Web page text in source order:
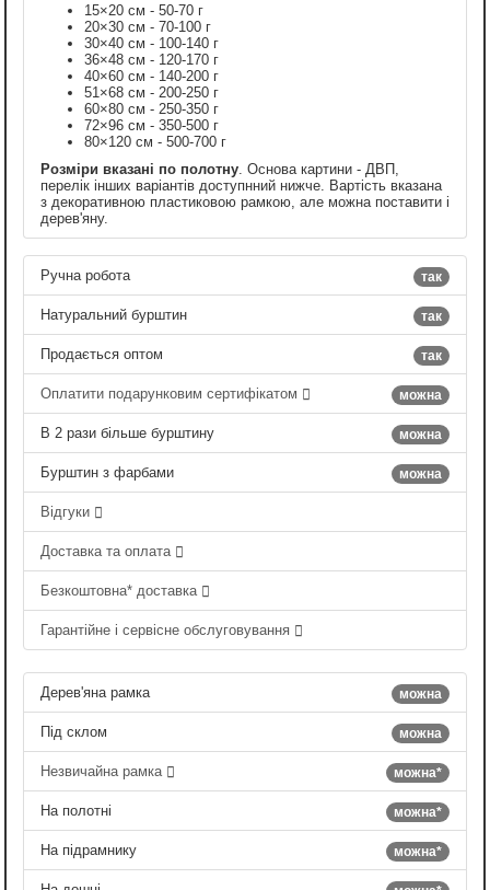
15×20 см - 50-70 г
20×30 см - 70-100 г
30×40 см - 100-140 г
36×48 см - 120-170 г
40×60 см - 140-200 г
51×68 см - 200-250 г
60×80 см - 250-350 г
72×96 см - 350-500 г
80×120 см - 500-700 г
Розміри вказані по полотну . Основа картини - ДВП,
перелік інших варіантів доступнний нижче. Вартість вказана
з декоративною пластиковою рамкою, але можна поставити і
дерев'яну.
так
Ручна робота
так
Натуральний бурштин
так
Продається оптом
можна
Оплатити подарунковим сертифікатом
можна
В 2 рази більше бурштину
можна
Бурштин з фарбами
Відгуки
Доставка та оплата
Безкоштовна* доставка
Гарантійне і сервісне обслуговування
можна
Дерев'яна рамка
можна
Під склом
можна*
Незвичайна рамка
можна*
На полотні
можна*
На підрамнику